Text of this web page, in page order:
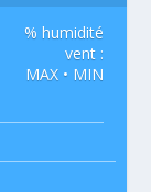
% humidité
vent :
MAX • MIN